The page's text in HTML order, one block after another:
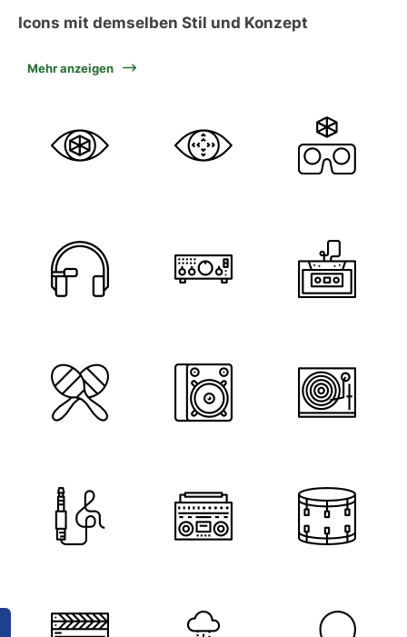
Icons mit demselben Stil und Konzept
Mehr anzeigen